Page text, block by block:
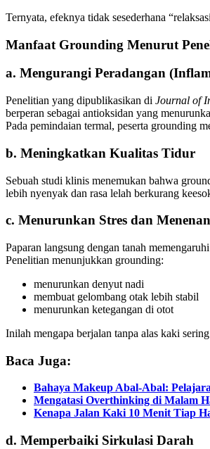
Ternyata, efeknya tidak sesederhana
Manfaat Grounding Menurut
a. Mengurangi Peradangan
Penelitian yang dipublikasikan di Journal of
berperan sebagai antioksidan yang
Pada pemindaian termal, peserta grounding
b. Meningkatkan Kualitas Tidur
Sebuah studi klinis menemukan bahwa
lebih nyenyak dan rasa lelah berkurang
c. Menurunkan Stres dan
Paparan langsung dengan tanah memengaruhi
Penelitian menunjukkan grounding:
menurunkan denyut nadi
membuat gelombang otak lebih stabil
menurunkan ketegangan di otot
Inilah mengapa berjalan tanpa alas kaki
Baca Juga:
Bahaya Makeup Abal-Abal:
Mengatasi Overthinking di Malam
Kenapa Jalan Kaki 10 Menit Tiap
d. Memperbaiki Sirkulasi Darah